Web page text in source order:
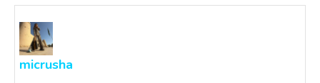
micrusha